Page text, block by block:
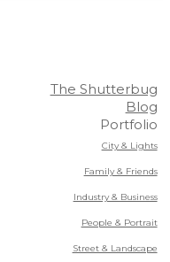
The Shutterbug
Blog
Portfolio
City & Lights
Family & Friends
Industry & Business
People & Portrait
Street & Landscape